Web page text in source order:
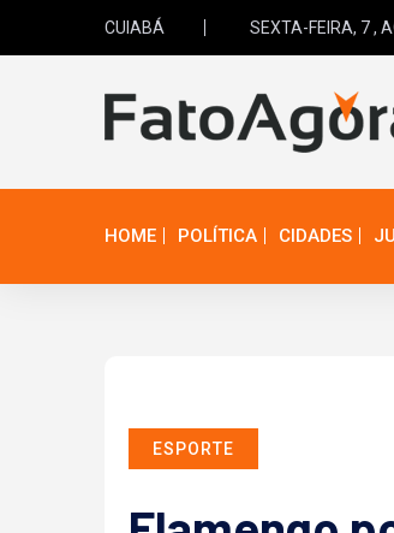
CUIABÁ SEXTA-FEIRA, 7 ,
HOME POLÍTICA CIDADES
ESPORTE